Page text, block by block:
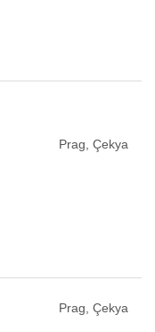
Prag, Çekya
Prag, Çekya